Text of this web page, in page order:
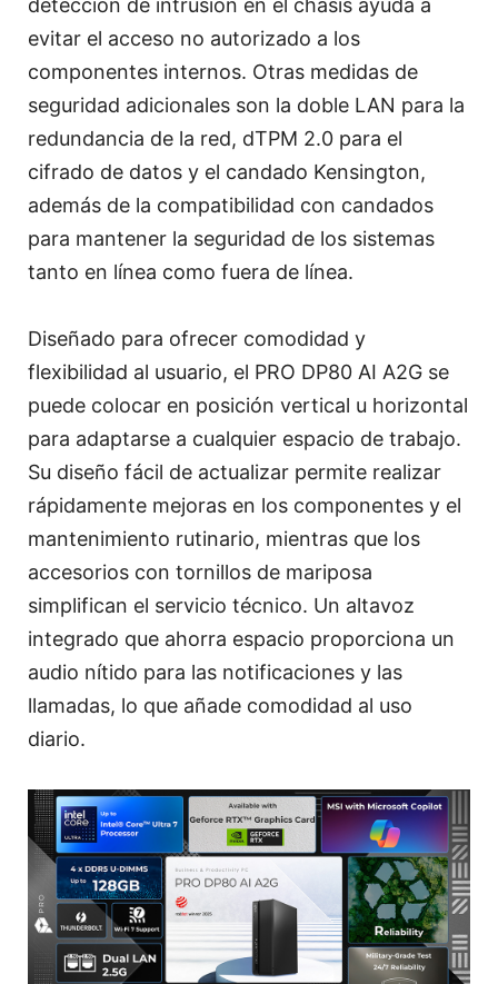
detección de intrusión en el chasis ayuda a
evitar el acceso no autorizado a los
componentes internos. Otras medidas de
seguridad adicionales son la doble LAN para la
redundancia de la red, dTPM 2.0 para el
cifrado de datos y el candado Kensington,
además de la compatibilidad con candados
para mantener la seguridad de los sistemas
tanto en línea como fuera de línea.
Diseñado para ofrecer comodidad y
flexibilidad al usuario, el PRO DP80 AI A2G se
puede colocar en posición vertical u horizontal
para adaptarse a cualquier espacio de trabajo.
Su diseño fácil de actualizar permite realizar
rápidamente mejoras en los componentes y el
mantenimiento rutinario, mientras que los
accesorios con tornillos de mariposa
simplifican el servicio técnico. Un altavoz
integrado que ahorra espacio proporciona un
audio nítido para las notificaciones y las
llamadas, lo que añade comodidad al uso
diario.